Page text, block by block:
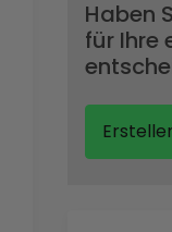
Haben
für Ihre